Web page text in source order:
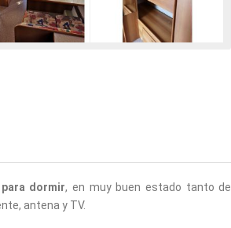
dormir, en muy buen estado tanto de
antena y TV.